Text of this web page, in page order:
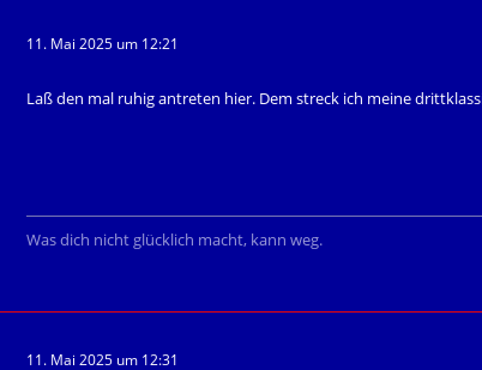
11. Mai 2025 um 12:21
Laß den mal ruhig antreten hier. Dem streck ich meine
Was dich nicht glücklich macht, kann weg.
11. Mai 2025 um 12:31